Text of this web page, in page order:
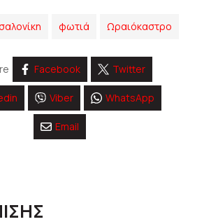
φωτιά Ωραιόκαστρο
Facebook Twitter
Viber WhatsApp
Email